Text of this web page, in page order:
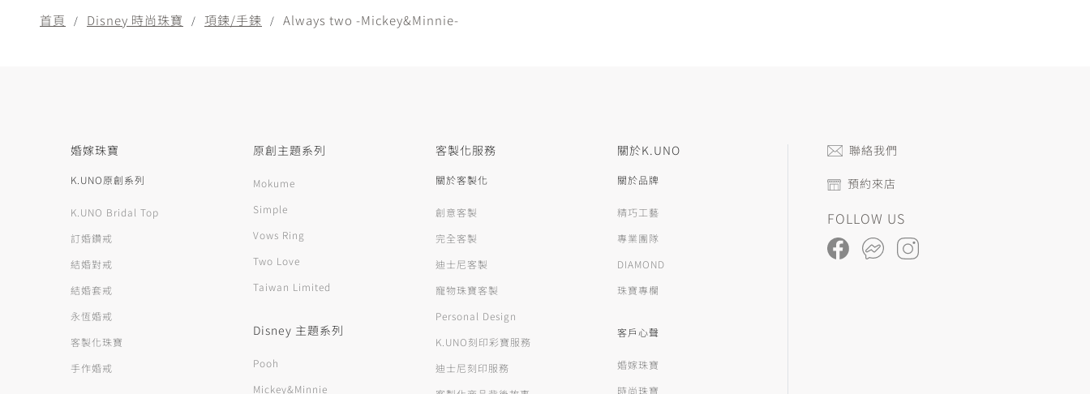
首頁 Disney 時尚珠寶 項鍊/手鍊 Always two -Mickey&Minnie-
婚嫁珠寶
K.UNO原創系列
K.UNO Bridal Top
訂婚鑽戒
結婚對戒
結婚套戒
永恆婚戒
客製化珠寶
手作婚戒
原創主題系列
Mokume
Simple
Vows Ring
Two Love
Taiwan Limited
Disney 主題系列
Pooh
Mickey&Minnie
客製化服務
關於客製化
創意客製
完全客製
迪士尼客製
寵物珠寶客製
Personal Design
K.UNO刻印彩寶服務
迪士尼刻印服務
關於K.UNO
關於品牌
精巧工藝
專業團隊
DIAMOND
珠寶專欄
客戶心聲
婚嫁珠寶
時尚珠寶
聯絡我們
預約來店
FOLLOW US